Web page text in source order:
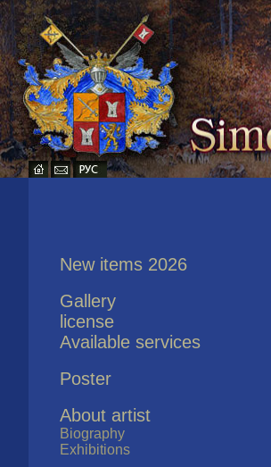
New items 2026
Gallery
license
Available services
Poster
About artist
Biography
Exhibitions